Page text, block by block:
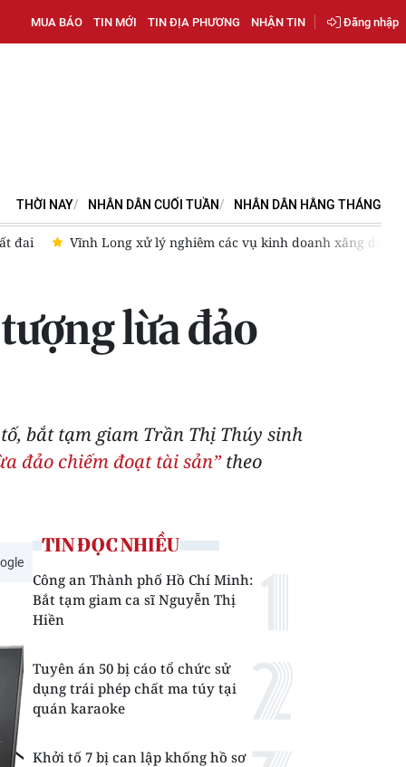
MUA BÁO TIN MỚI TIN ĐỊA PHƯƠNG NHẬN TIN Đăng nhập
THỜI NAY NHÂN DÂN CUỐI TUẦN NHÂN DÂN HẰNG THÁNG
nghiêm các vụ kinh doanh xăng dầu kém chất lượng Bảo
lừa đảo
bắt tạm giam Trần Thị Thúy sinh
đảo chiếm đoạt tài sản”theo
TIN ĐỌC NHIỀU
Công an Thành phố Hồ Chí Minh:
Bắt tạm giam ca sĩ Nguyễn Thị
Hiền
Tuyên án 50 bị cáo tổ chức sử
dụng trái phép chất ma túy tại
quán karaoke
Khởi tố 7 bị can lập khống hồ sơ